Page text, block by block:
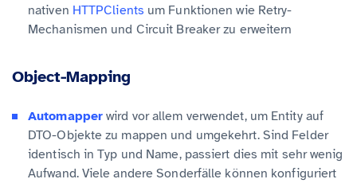
nativen HTTPClients um Funktionen wie Retry-
Mechanismen und Circuit Breaker zu erweitern
Object-Mapping
Automapper wird vor allem verwendet, um Entity auf
DTO-Objekte zu mappen und umgekehrt. Sind Felder
identisch in Typ und Name, passiert dies mit sehr wenig
Aufwand. Viele andere Sonderfälle können konfiguriert